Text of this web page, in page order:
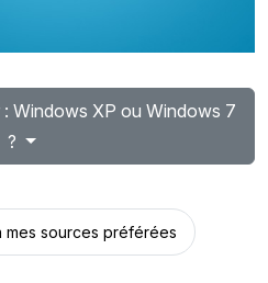
: Windows XP ou Windows 7
?
mes sources préférées